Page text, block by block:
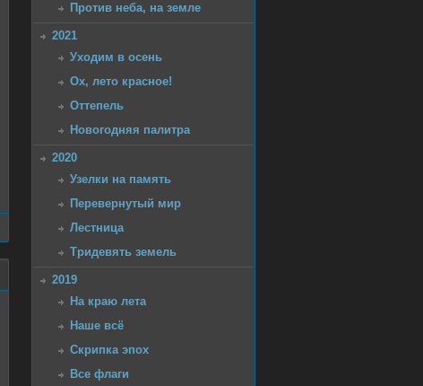
Против неба, на земле
2021
Уходим в осень
Ох, лето красное!
Оттепель
Новогодняя палитра
2020
Узелки на память
Перевернутый мир
Лестница
Тридевять земель
2019
На краю лета
Наше всё
Скрипка эпох
Все флаги